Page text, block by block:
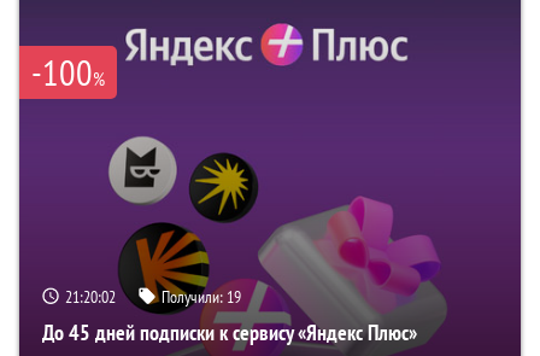
-100%
21:20:01 Получили: 19
До 45 дней подписки к сервису «Яндекс Плюс»